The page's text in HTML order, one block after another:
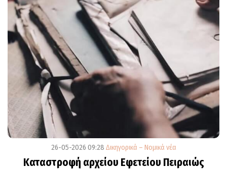
26-05-2026 09:28 Δικηγορικά – Νομικά νέα
Καταστροφή αρχείου Εφετείου Πειραιώς